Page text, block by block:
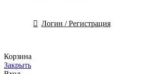
Логин / Регистрация
Корзина
Закрыть